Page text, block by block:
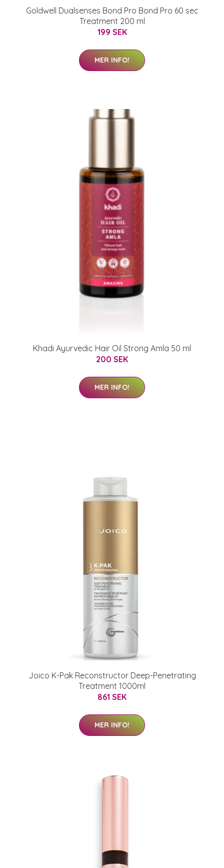
Goldwell Dualsenses Bond Pro Bond Pro 60 sec
Treatment 200 ml
199 SEK
MER INFO!
Khadi Ayurvedic Hair Oil Strong Amla 50 ml
200 SEK
MER INFO!
Joico K-Pak Reconstructor Deep-Penetrating
Treatment 1000ml
861 SEK
MER INFO!